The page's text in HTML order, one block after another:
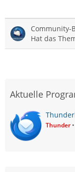
Community-
Hat das
Aktuelle
Thunder